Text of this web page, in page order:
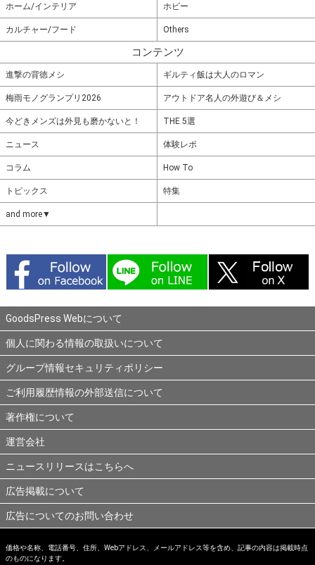
ホーム/インテリア ホビー
カルチャー/フード Others
コンテンツ
進撃の背徳メシ ギルティ飯は大人のロマン
梅雨モノグランプリ2026 アウトドア名人の外遊び＆メシ
今どきメンズは外見も磨かないと！ THE 5選
ニュース 体験レポ
コラム How To
トピックス 特集
and more▼
GoodsPress Webについて
個人に関わる情報の取扱いについて
グループ情報セキュリティポリシー
ご利用履歴情報の外部送信について
著作権について
運営会社
ニュースリリースはこちらへ
広告掲載について
広告についてのお問い合わせ
価格や名称、電話番号、住所、Webアドレス、メールアドレス等を含め、記事の内容は掲載時点
のものになります。